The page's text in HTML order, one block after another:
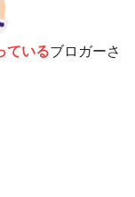
ているブロガーさ